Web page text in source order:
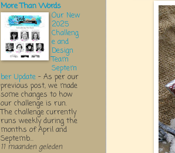
More Than Words
Our New
2025
Challeng
e and
Design
Team
Septem
ber Update - As per our
previous post, we made
some changes to how
our challenge is run.
The challenge currently
runs weekly during the
months of April and
Septemb...
11 maanden geleden